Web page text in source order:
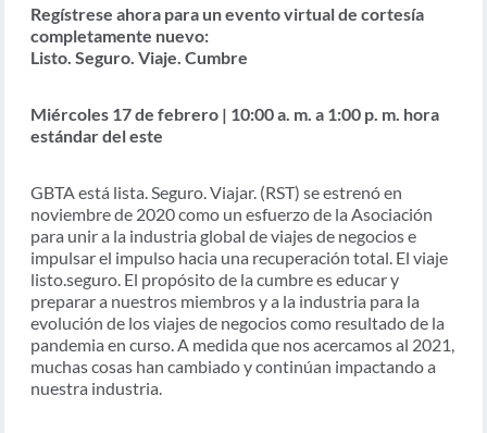
Regístrese ahora para un evento virtual de cortesía
completamente nuevo:
Listo. Seguro. Viaje. Cumbre
Miércoles 17 de febrero | 10:00 a. m. a 1:00 p. m. hora
estándar del este
GBTA está lista. Seguro. Viajar. (RST) se estrenó en
noviembre de 2020 como un esfuerzo de la Asociación
para unir a la industria global de viajes de negocios e
impulsar el impulso hacia una recuperación total. El viaje
listo.seguro. El propósito de la cumbre es educar y
preparar a nuestros miembros y a la industria para la
evolución de los viajes de negocios como resultado de la
pandemia en curso. A medida que nos acercamos al 2021,
muchas cosas han cambiado y continúan impactando a
nuestra industria.